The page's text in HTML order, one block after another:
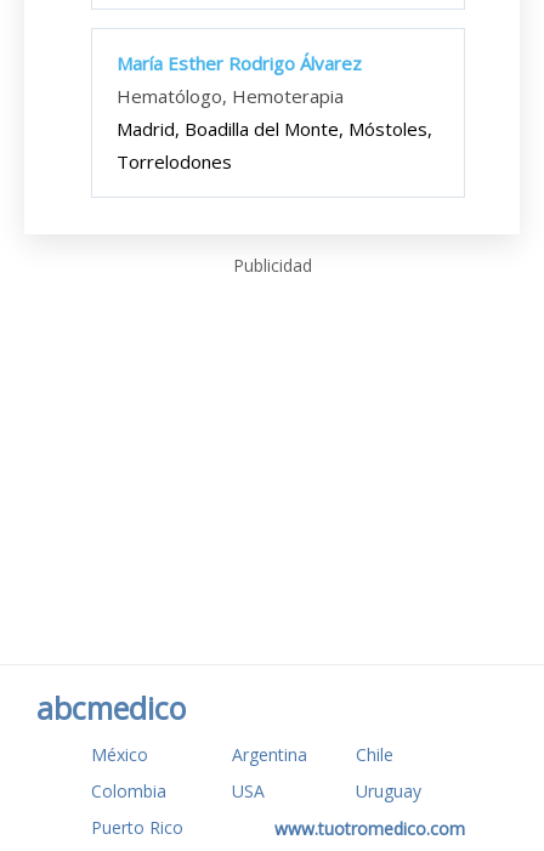
María Esther Rodrigo Álvarez
Hematólogo, Hemoterapia
Madrid, Boadilla del Monte, Móstoles,
Torrelodones
Publicidad
abcmedico
México Argentina
Chile
Colombia
USA
Uruguay
Puerto Rico
www.tuotromedico.com